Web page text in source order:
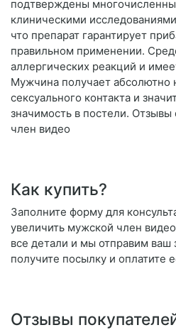
подтверждены
клиническими
что препарат гарантирует
правильном применении.
аллергических реакций и
Мужчина получает абсолютно
сексуального контакта и
значимость в постели. Отзывы
член видео
Как купить?
Заполните форму для
увеличить мужской член
все детали и мы отправим ваш
получите посылку и оплатите
Отзывы